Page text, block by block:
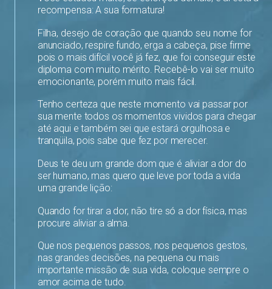
recompensa: A sua formatura!
Filha, desejo de coração que quando seu nome for
anunciado, respire fundo, erga a cabeça, pise firme
pois o mais difícil você já fez, que foi conseguir este
diploma com muito mérito. Recebê-lo vai ser muito
emocionante, porém muito mais fácil.
Tenho certeza que neste momento vai passar por
sua mente todos os momentos vividos para chegar
até aqui e também sei que estará orgulhosa e
tranqüila, pois sabe que fez por merecer.
Deus te deu um grande dom que é aliviar a dor do
ser humano, mas quero que leve por toda a vida
uma grande lição:
Quando for tirar a dor, não tire só a dor física, mas
procure aliviar a alma.
Que nos pequenos passos, nos pequenos gestos,
nas grandes decisões, na pequena ou mais
importante missão de sua vida, coloque sempre o
amor acima de tudo.